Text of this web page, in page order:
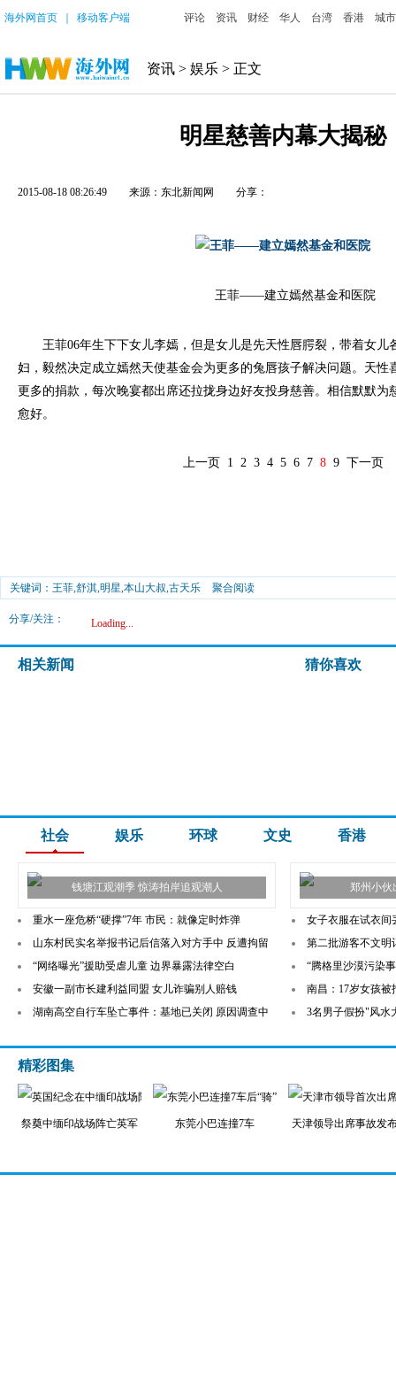
海外网首页 移动客户端 评论 资讯 财经 华人 台湾 香港 城市
资讯 > 娱乐 > 正文
明星慈善内幕大揭秘
2015-08-18 08:26:49 来源：东北新闻网 分享：
王菲——建立嫣然基金和医院
王菲06年生下下女儿李嫣，但是女儿是先天性唇腭裂，带着女儿
妇，毅然决定成立嫣然天使基金会为更多的兔唇孩子解决问题。天性
更多的捐款，每次晚宴都出席还拉拢身边好友投身慈善。相信默默为
愈好。
上一页 1 2 3 4 5 6 7 8 9 下一页
关键词：王菲,舒淇,明星,本山大叔,古天乐 聚合阅读
分享/关注： Loading...
相关新闻 猜你喜欢
社会 娱乐 环球 文史 香港
钱塘江观潮季 惊涛拍岸追观潮人 郑州小伙
重水一座危桥“硬撑”7年 市民：就像定时炸弹
山东村民实名举报书记后信落入对方手中 反遭拘留
“网络曝光”援助受虐儿童 边界暴露法律空白
安徽一副市长建利益同盟 女儿诈骗别人赔钱
湖南高空自行车坠亡事件：基地已关闭 原因调查中
女子衣服在试衣间
第二批游客不文明
“腾格里沙漠污染
南昌：17岁女孩被
3名男子假扮"风水
精彩图集
祭奠中缅印战场阵亡英军 东莞小巴连撞7车 天津领导出席事故发